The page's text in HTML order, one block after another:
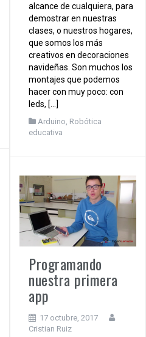
alcance de cualquiera, para
demostrar en nuestras
clases, o nuestros hogares,
que somos los más
creativos en decoraciones
navideñas. Son muchos los
montajes que podemos
hacer con muy poco: con
leds, […]
Arduino Robótica
educativa
Programando
nuestra primera
app
17 octubre, 2017
Cristian Ruiz